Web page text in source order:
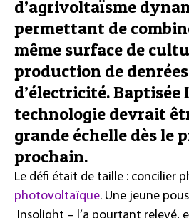
d’agrivoltaïsme
permettant de
même surface de
production de
d’électricité.
technologie devrait
grande échelle dès le
prochain.
Le défi était de taille : concilier
photovoltaïque. Une jeune